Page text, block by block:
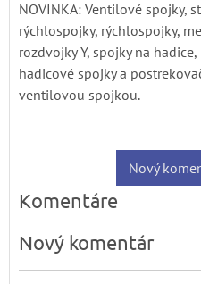
NOVINKA: Ventilové spojky,
rýchlospojky, rýchlospojky,
rozdvojky Y, spojky na
hadicové spojky a
ventilovou spojkou.
Nový
Komentáre
Nový komentár